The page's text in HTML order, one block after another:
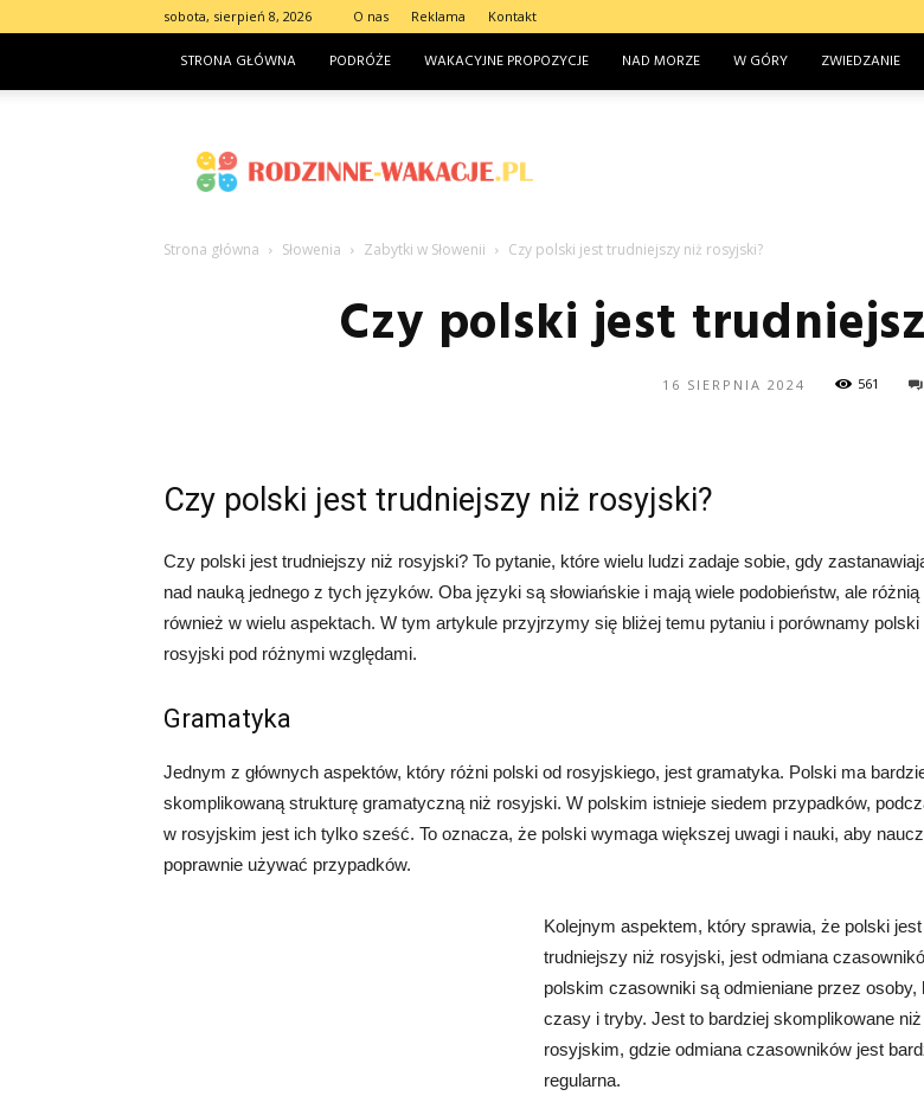
sobota, sierpień 8, 2026 O nas Reklama Kontakt
STRONA GŁÓWNA PODRÓŻE WAKACYJNE PROPOZYCJE NAD MORZE W GÓRY ZWIEDZANIE
wakacje.pl
Strona główna Słowenia Zabytki w Słowenii Czy polski jest trudniejszy niż rosyjski?
Czy polski jest
16 SIERPNIA 2024 561
Czy polski jest trudniejszy niż rosyjski?
Czy polski jest trudniejszy niż rosyjski? To pytanie, które wielu ludzi zadaje sobie, gdy
nad nauką jednego z tych języków. Oba języki są słowiańskie i mają wiele podobieństw, ale różnią
również w wielu aspektach. W tym artykule przyjrzymy się bliżej temu pytaniu i porównamy polski
rosyjski pod różnymi względami.
Gramatyka
Jednym z głównych aspektów, który różni polski od rosyjskiego, jest gramatyka. Polski ma
skomplikowaną strukturę gramatyczną niż rosyjski. W polskim istnieje siedem przypadków,
w rosyjskim jest ich tylko sześć. To oznacza, że polski wymaga większej uwagi i nauki, aby
poprawnie używać przypadków.
Kolejnym aspektem, który sprawia, że polski jest
trudniejszy niż rosyjski, jest odmiana
polskim czasowniki są odmieniane przez osoby,
czasy i tryby. Jest to bardziej skomplikowane
rosyjskim, gdzie odmiana czasowników jest
regularna.